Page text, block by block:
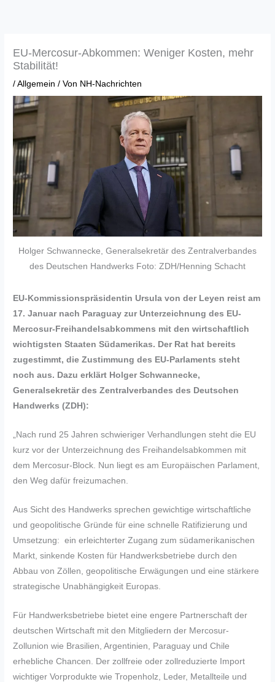
EU-Mercosur-Abkommen: Weniger Kosten, mehr
Stabilität!
/Allgemein / Von NH-Nachrichten
Holger Schwannecke, Generalsekretär des Zentralverbandes
des Deutschen Handwerks Foto: ZDH/Henning Schacht
EU-Kommissionspräsidentin Ursula von der Leyen reist am
17. Januar nach Paraguay zur Unterzeichnung des EU-
Mercosur-Freihandelsabkommens mit den wirtschaftlich
wichtigsten Staaten Südamerikas. Der Rat hat bereits
zugestimmt, die Zustimmung des EU-Parlaments steht
noch aus. Dazu erklärt Holger Schwannecke,
Generalsekretär des Zentralverbandes des Deutschen
Handwerks (ZDH):
„Nach rund 25 Jahren schwieriger Verhandlungen steht die EU
kurz vor der Unterzeichnung des Freihandelsabkommen mit
dem Mercosur-Block. Nun liegt es am Europäischen Parlament,
den Weg dafür freizumachen.
Aus Sicht des Handwerks sprechen gewichtige wirtschaftliche
und geopolitische Gründe für eine schnelle Ratifizierung und
Umsetzung: ein erleichterter Zugang zum südamerikanischen
Markt, sinkende Kosten für Handwerksbetriebe durch den
Abbau von Zöllen, geopolitische Erwägungen und eine stärkere
strategische Unabhängigkeit Europas.
Für Handwerksbetriebe bietet eine engere Partnerschaft der
deutschen Wirtschaft mit den Mitgliedern der Mercosur-
Zollunion wie Brasilien, Argentinien, Paraguay und Chile
erhebliche Chancen. Der zollfreie oder zollreduzierte Import
wichtiger Vorprodukte wie Tropenholz, Leder, Metallteile und